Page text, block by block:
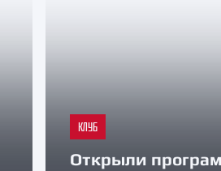
КЛУБ
Открыли